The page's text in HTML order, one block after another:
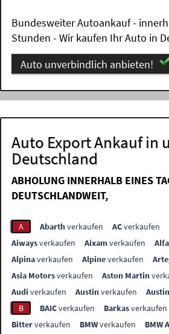
Bundesweiter Autoankauf -
Stunden - Wir kaufen Ihr Auto in
Auto unverbindlich anbieten!
Auto Export Ankauf in
Deutschland
ABHOLUNG INNERHALB EINES
DEUTSCHLANDWEIT,
A Abarthverkaufen ACverkaufen
Aiwaysverkaufen Aixamverkaufen
Alpinaverkaufen Alpineverkaufen
Asia Motorsverkaufen Aston Martin
Audi verkaufen Austinverkaufen
B
BAICverkaufen Barkasverkaufen
Bitterverkaufen BMWverkaufen BMW